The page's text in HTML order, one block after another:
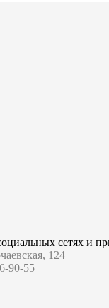
сетях и
124
90-55